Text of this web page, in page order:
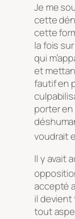
Je me
cette
cette
la fois
qui
et
fautif en
porter
voudrait
Il y avait
accepté
il devient
tout